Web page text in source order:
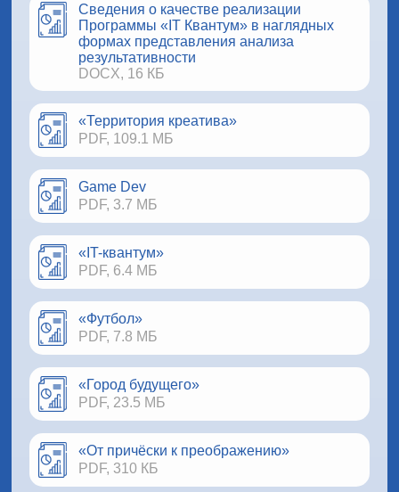
Сведения о качестве реализации
Программы «IT Квантум» в наглядных
формах представления анализа
результативности
DOCX, 16 КБ
«Территория креатива»
PDF, 109.1 МБ
Game Dev
PDF, 3.7 МБ
«IT-квантум»
PDF, 6.4 МБ
«Футбол»
PDF, 7.8 МБ
«Город будущего»
PDF, 23.5 МБ
«От причёски к преображению»
PDF, 310 КБ